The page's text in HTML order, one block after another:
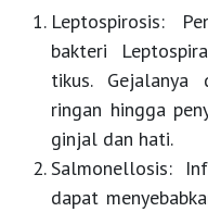
Leptospirosis:
bakteri
tikus. Gejalanya
ringan hingga
ginjal dan hati.
Salmonellosis:
dapat